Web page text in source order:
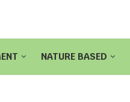
NATURE BASED